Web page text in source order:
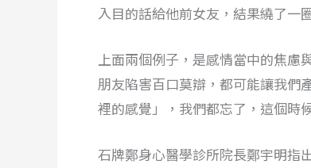
入目的話給他前女友，結果繞了一
上面兩個例子，是感情當中的焦慮
朋友陷害百口莫辯，都可能讓我們
裡的感覺」，我們都忘了，這個時
石牌鄭身心醫學診所院長鄭宇明指